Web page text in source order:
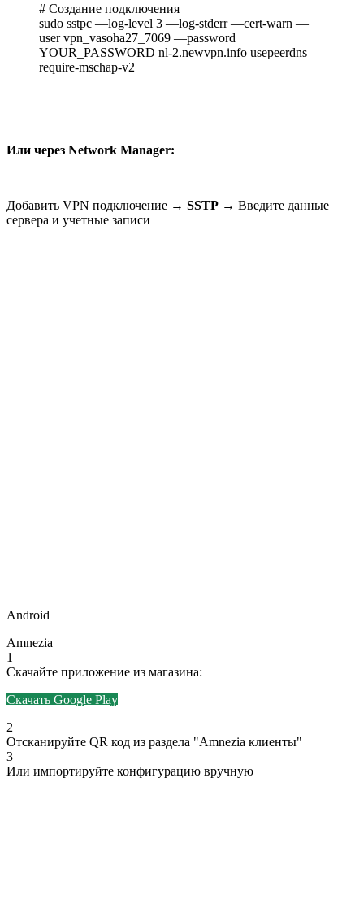
# Создание подключения
sudo sstpc —log-level 3 —log-stderr —cert-warn —
user vpn_vasoha27_7069 —password
YOUR_PASSWORD nl-2.newvpn.info usepeerdns
require-mschap-v2
Или через Network Manager:
Добавить VPN подключение → SSTP → Введите данные
сервера и учетные записи
Android
Amnezia
1
Скачайте приложение из магазина:
Скачать Google Play
2
Отсканируйте QR код из раздела "Amnezia клиенты"
3
Или импортируйте конфигурацию вручную